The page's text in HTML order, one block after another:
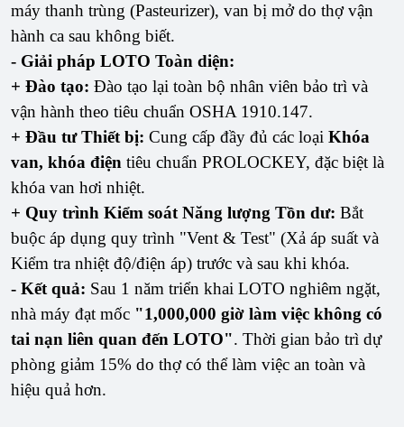
máy thanh trùng (Pasteurizer), van bị mở do thợ vận
hành ca sau không biết.
- Giải pháp LOTO Toàn diện:
+ Đào tạo: Đào tạo lại toàn bộ nhân viên bảo trì và
vận hành theo tiêu chuẩn OSHA 1910.147.
+ Đầu tư Thiết bị: Cung cấp đầy đủ các loại Khóa
van, khóa điện tiêu chuẩn PROLOCKEY, đặc biệt là
khóa van hơi nhiệt.
+ Quy trình Kiểm soát Năng lượng Tồn dư: Bắt
buộc áp dụng quy trình "Vent & Test" (Xả áp suất và
Kiểm tra nhiệt độ/điện áp) trước và sau khi khóa.
- Kết quả: Sau 1 năm triển khai LOTO nghiêm ngặt,
nhà máy đạt mốc "1,000,000 giờ làm việc không có
tai nạn liên quan đến LOTO". Thời gian bảo trì dự
phòng giảm 15% do thợ có thể làm việc an toàn và
hiệu quả hơn.